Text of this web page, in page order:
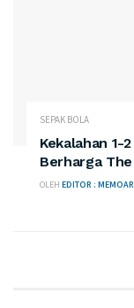
SEPAK BOLA
Kekalahan 1-
Berharga
OLEH EDITOR :